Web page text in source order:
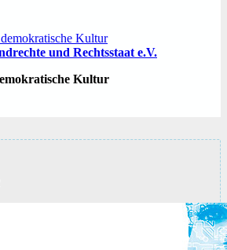
und Rechtsstaat e.V.
Kultur